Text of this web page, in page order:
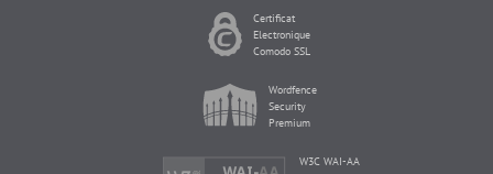
Certificat
Electronique
Comodo SSL
Wordfence
Security
Premium
W3C WAI-AA